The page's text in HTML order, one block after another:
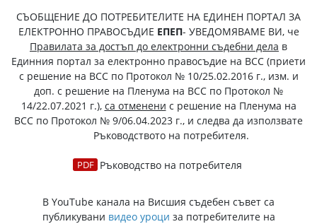
СЪОБЩЕНИЕ ДО ПОТРЕБИТЕЛИТЕ НА ЕДИНЕН ПОРТАЛ ЗА
ЕЛЕКТРОННО ПРАВОСЪДИЕ ЕПЕП- УВЕДОМЯВАМЕ ВИ, че
Правилата за достъп до електронни съдебни дела в
Единния портал за електронно правосъдие на ВСС (приети
с решение на ВСС по Протокол № 10/25.02.2016 г., изм. и
доп. с решение на Пленума на ВСС по Протокол №
14/22.07.2021 г.), са отменени с решение на Пленума на
ВСС по Протокол № 9/06.04.2023 г., и следва да използвате
Ръководството на потребителя.
Ръководство на потребителя
В YouTube канала на Висшия съдебен съвет са
публикувани видео уроци за потребителите на